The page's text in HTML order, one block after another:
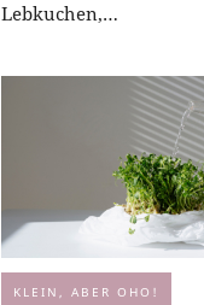
Lebkuchen,…
KLEIN, ABER OHO!